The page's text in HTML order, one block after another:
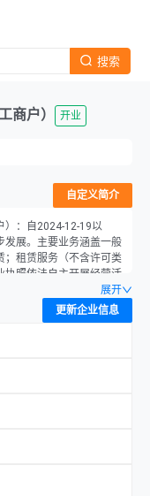
搜索
商户） 开业
自定义简介
）：自2024-12-19以
发展。主要业务涵盖一般
；租赁服务（不含许可类
执照依法自主开展经营活
展开
更新企业信息